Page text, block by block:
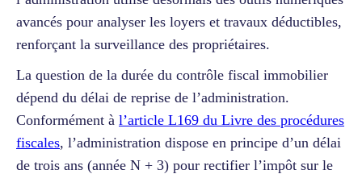
avancés pour analyser les loyers et travaux déductibles,
renforçant la surveillance des propriétaires.
La question de la durée du contrôle fiscal immobilier
dépend du délai de reprise de l’administration.
Conformément à l’article L169 du Livre des procédures
fiscales, l’administration dispose en principe d’un délai
de trois ans (année N + 3) pour rectifier l’impôt sur le